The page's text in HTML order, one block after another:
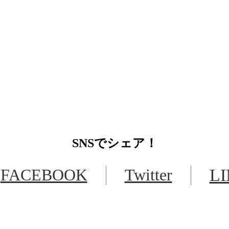
SNSでシェア！
FACEBOOK Twitter